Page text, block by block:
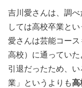
吉川愛さんは、調
しては高校卒業と
愛さんは芸能コー
高校）に通ってい
引退だったため、
業」というよりも高